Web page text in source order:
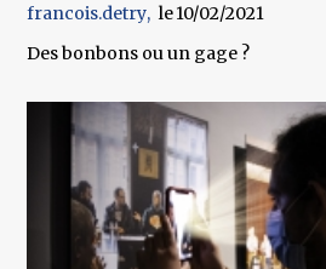
francois.detry
10/02/2021
Des bonbons ou un gage ?